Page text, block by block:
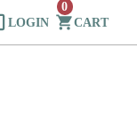
LOGIN CART
0